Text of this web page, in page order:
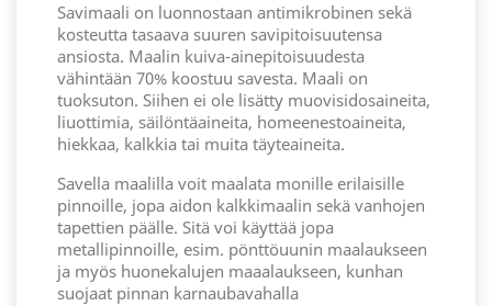
Savimaali on luonnostaan antimikrobinen sekä
kosteutta tasaava suuren savipitoisuutensa
ansiosta. Maalin kuiva-ainepitoisuudesta
vähintään 70% koostuu savesta. Maali on
tuoksuton. Siihen ei ole lisätty muovisidosaineita,
liuottimia, säilöntäaineita, homeenestoaineita,
hiekkaa, kalkkia tai muita täyteaineita.
Savella maalilla voit maalata monille erilaisille
pinnoille, jopa aidon kalkkimaalin sekä vanhojen
tapettien päälle. Sitä voi käyttää jopa
metallipinnoille, esim. pönttöuunin maalaukseen
ja myös huonekalujen maaalaukseen, kunhan
suojaat pinnan karnaubavahalla